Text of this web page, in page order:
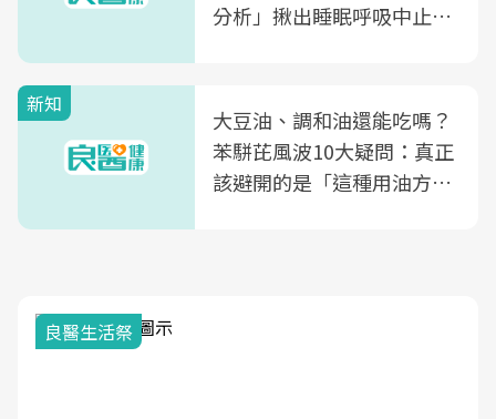
分析」揪出睡眠呼吸中止症
新知
大豆油、調和油還能吃嗎？
苯駢芘風波10大疑問：真正
該避開的是「這種用油方
良醫生活祭